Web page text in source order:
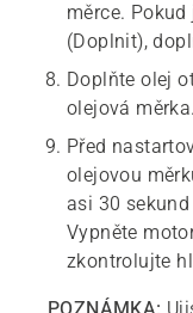
měrce.
(Doplnit),
Doplňte olej
olejová
Před
olejovou
asi 30
Vypněte
zkontrolujte